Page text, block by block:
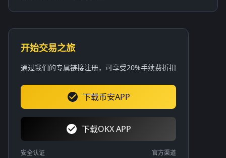
开始交易之旅
通过我们的专属链接注册，可享受20%手续费折扣
下载币安APP
下载OKX APP
安全认证 官方渠道